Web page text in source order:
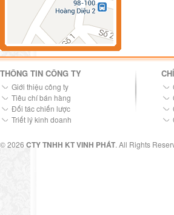
THÔNG TIN CÔNG TY
Giới thiệu công ty
Tiêu chí bán hàng
Đối tác chiến lược
Triết lý kinh doanh
© 2026 CTY TNHH KT VINH PHÁT. All Rights